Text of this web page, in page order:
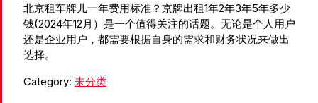
北京租车牌儿一年费用标准？京牌出租1年2年3年5年多少
钱(2024年12月）是一个值得关注的话题。无论是个人用户
还是企业用户，都需要根据自身的需求和财务状况来做出
选择。
Category: 未分类